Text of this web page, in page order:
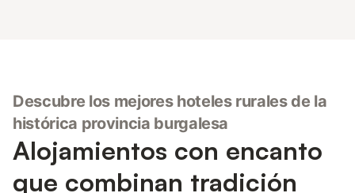
Descubre los mejores hoteles rurales de la
histórica provincia burgalesa
Alojamientos con encanto
que combinan tradición